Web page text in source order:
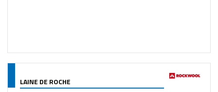
LAINE DE ROCHE